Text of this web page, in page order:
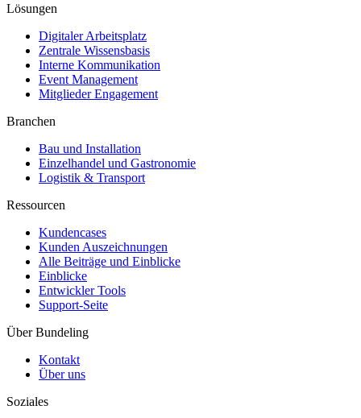
Lösungen
Digitaler Arbeitsplatz
Zentrale Wissensbasis
Interne Kommunikation
Event Management
Mitglieder Engagement
Branchen
Bau und Installation
Einzelhandel und Gastronomie
Logistik & Transport
Ressourcen
Kundencases​
Kunden Auszeichnungen
Alle Beiträge und Einblicke
Einblicke
Entwickler Tools
Support-Seite
Über Bundeling
Kontakt
Über uns
Soziales